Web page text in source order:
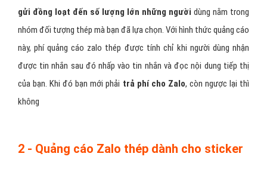
gửi đồng loạt đến số lượng lớn những người dùng nằm trong
nhóm đối tượng thép mà bạn đã lựa chọn. Với hình thức quảng cáo
này, phí quảng cáo zalo thép được tính chỉ khi người dùng nhận
được tin nhắn sau đó nhấp vào tin nhắn và đọc nội dung tiếp thị
của bạn. Khi đó bạn mới phải trả phí cho Zalo, còn ngược lại thì
không
2 - Quảng cáo Zalo thép dành cho sticker